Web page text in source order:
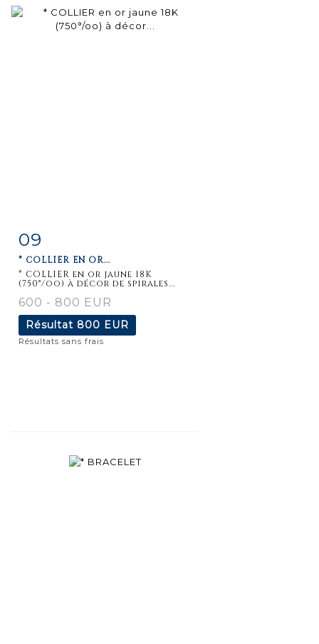
09
* COLLIER EN OR...
* COLLIER en or jaune 18K
(750°/oo) à décor de spirales...
600 - 800 EUR
Résultat 800 EUR
Résultats sans frais